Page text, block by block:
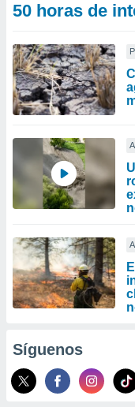
50 horas de
Síguenos